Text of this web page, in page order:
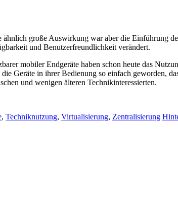
große Auswirkung war aber die Einführung
und Benutzer­freund­lichkeit verändert.
mobiler Endgeräte haben schon heute das
Geräte in ihrer Bedienung so einfach geworden,
und wenigen älteren Technikinteressierten.
, Techniknutzung, Virtualisierung, Zentralisierung